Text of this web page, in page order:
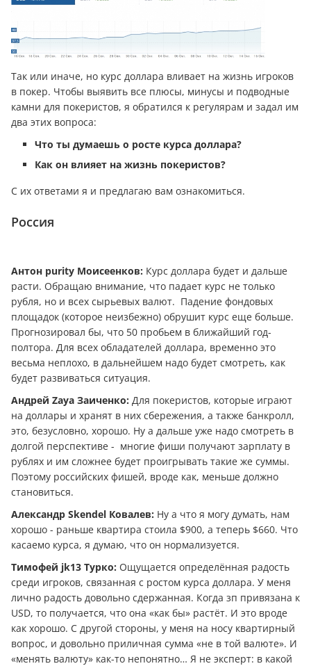
Так или иначе, но курс доллара вливает на жизнь игроков
в покер. Чтобы выявить все плюсы, минусы и подводные
камни для покеристов, я обратился к регулярам и задал им
два этих вопроса:
Что ты думаешь о росте курса доллара?
Как он влияет на жизнь покеристов?
С их ответами я и предлагаю вам ознакомиться.
Россия
Антон purity Моисеенков: Курс доллара будет и дальше
расти. Обращаю внимание, что падает курс не только
рубля, но и всех сырьевых валют. Падение фондовых
площадок (которое неизбежно) обрушит курс еще больше.
Прогнозировал бы, что 50 пробьем в ближайший год-
полтора. Для всех обладателей доллара, временно это
весьма неплохо, в дальнейшем надо будет смотреть, как
будет развиваться ситуация.
Андрей Zaya Заиченко: Для покеристов, которые играют
на доллары и хранят в них сбережения, а также банкролл,
это, безусловно, хорошо. Ну а дальше уже надо смотреть в
долгой перспективе - многие фиши получают зарплату в
рублях и им сложнее будет проигрывать такие же суммы.
Поэтому российских фишей, вроде как, меньше должно
становиться.
Александр Skendel Ковалев: Ну а что я могу думать, нам
хорошо - раньше квартира стоила $900, а теперь $660. Что
касаемо курса, я думаю, что он нормализуется.
Тимофей jk13 Турко: Ощущается определённая радость
среди игроков, связанная с ростом курса доллара. У меня
лично радость довольно сдержанная. Когда зп привязана к
USD, то получается, что она «как бы» растёт. И это вроде
как хорошо. С другой стороны, у меня на носу квартирный
вопрос, и довольно приличная сумма «не в той валюте». И
«менять валюту» как-то непонятно… Я не эксперт: в какой